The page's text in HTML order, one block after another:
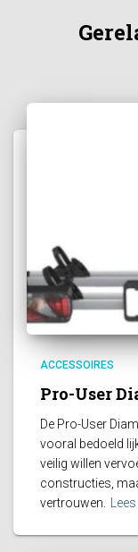
ACCESSOIRES
Pro-User
De Pro-User
vooral bedoeld
veilig willen
constructies,
vertrouwen.